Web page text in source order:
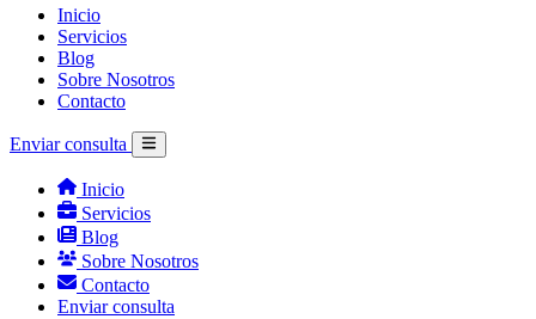
Inicio
Servicios
Blog
Sobre Nosotros
Contacto
Enviar consulta
Inicio
Servicios
Blog
Sobre Nosotros
Contacto
Enviar consulta